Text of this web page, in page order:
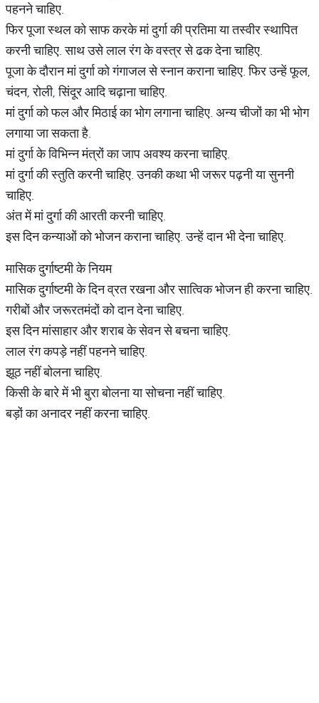
पहनने चाहिए.
फिर पूजा स्थल को साफ करके मां दुर्गा की प्रतिमा या तस्वीर स्थापित
करनी चाहिए. साथ उसे लाल रंग के वस्त्र से ढक देना चाहिए.
पूजा के दौरान मां दुर्गा को गंगाजल से स्नान कराना चाहिए. फिर उन्हें फूल,
चंदन, रोली, सिंदूर आदि चढ़ाना चाहिए.
मां दुर्गा को फल और मिठाई का भोग लगाना चाहिए. अन्य चीजों का भी भोग
लगाया जा सकता है.
मां दुर्गा के विभिन्न मंत्रों का जाप अवश्य करना चाहिए.
मां दुर्गा की स्तुति करनी चाहिए. उनकी कथा भी जरूर पढ़नी या सुननी
चाहिए.
अंत में मां दुर्गा की आरती करनी चाहिए.
इस दिन कन्याओं को भोजन कराना चाहिए. उन्हें दान भी देना चाहिए.
मासिक दुर्गाष्टमी के नियम
मासिक दुर्गाष्टमी के दिन व्रत रखना और सात्विक भोजन ही करना चाहिए.
गरीबों और जरूरतमंदों को दान देना चाहिए.
इस दिन मांसाहार और शराब के सेवन से बचना चाहिए.
लाल रंग कपड़े नहीं पहनने चाहिए.
झूठ नहीं बोलना चाहिए.
किसी के बारे में भी बुरा बोलना या सोचना नहीं चाहिए.
बड़ों का अनादर नहीं करना चाहिए.